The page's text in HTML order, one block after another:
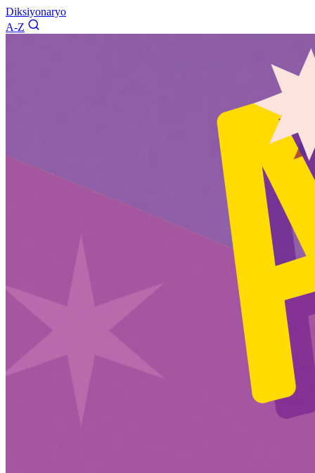
Diksiyonaryo
A-Z